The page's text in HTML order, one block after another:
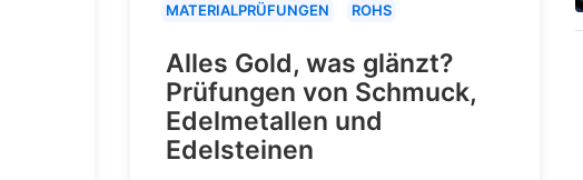
MATERIALPRÜFUNGEN
ROHS
Alles Gold, was glänzt?
Prüfungen von Schmuck,
Edelmetallen und
Edelsteinen